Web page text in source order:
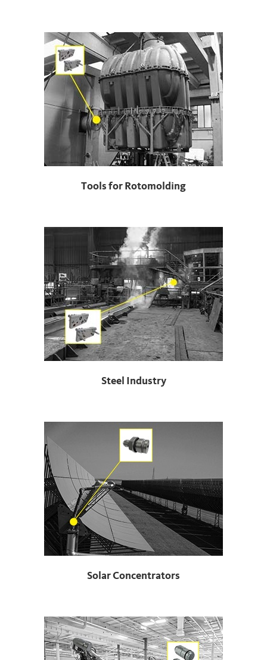
Tools for Rotomolding
Steel Industry
Solar Concentrators